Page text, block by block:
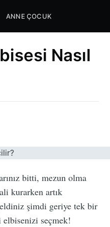
ANNE ÇOCUK
Nasıl
bitti, mezun olma
kurarken artık
şimdi geriye tek bir
elbisenizi seçmek!